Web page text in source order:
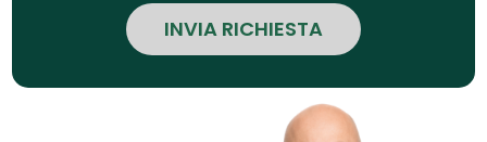
INVIA RICHIESTA